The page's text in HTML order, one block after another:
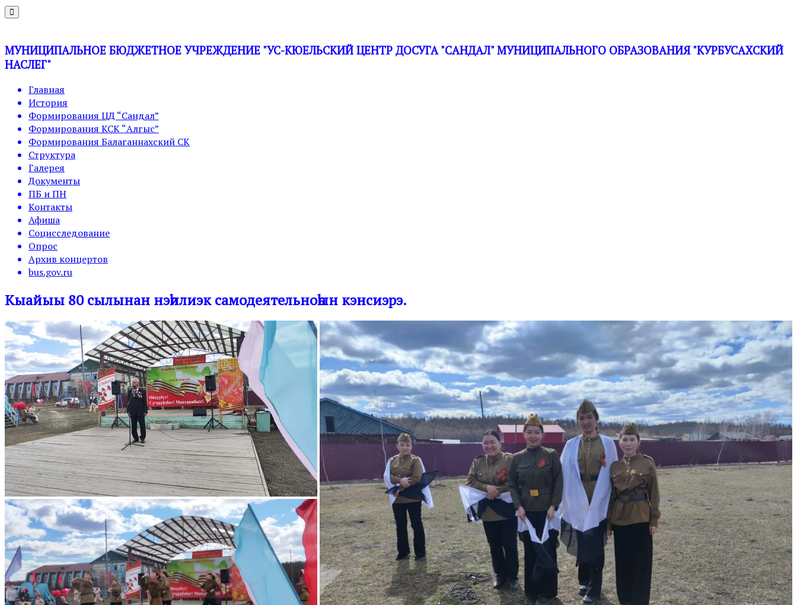
МУНИЦИПАЛЬНОЕ БЮДЖЕТНОЕ УЧРЕЖДЕНИЕ "УС-КЮЕЛЬСКИЙ ЦЕНТР ДОСУГА "САНДАЛ" МУНИЦИПАЛЬНОГО ОБРАЗОВАНИЯ "КУРБУСАХСКИЙ
НАСЛЕГ"
Главная
История
Формирования ЦД “Сандал”
Формирования КСК “Алгыс”
Формирования Балаганнахский СК
Структура
Галерея
Документы
ПБ и ПН
Контакты
Афиша
Социсследование
Опрос
Архив концертов
bus.gov.ru
Кыайыы 80 сылынан нэһилиэк самодеятельноһын кэнсиэрэ.